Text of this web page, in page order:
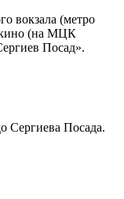
вокзала (метро
(на МЦК
Посад».
Сергиева Посада.